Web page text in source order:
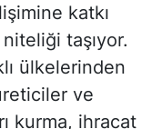
katkı
taşıyor.
ülkelerinden
ve
kurma, ihracat